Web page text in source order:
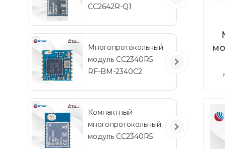
CC2642R-Q1
транспортных
средств
Многопротокольный
модуль CC2340R5
RF-BM-2340C2
Компактный
многопротокольный
модуль CC2340R5